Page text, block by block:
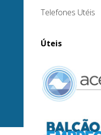
Telefones Utéis
Úteis